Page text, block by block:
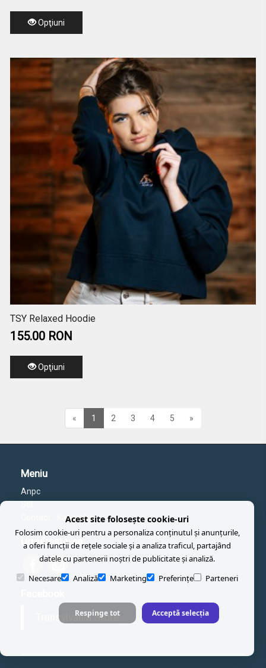
Opţiuni
TSY Relaxed Hoodie
155.00 RON
Opţiuni
« 1 2 3 4 5 »
Meniu
Anpc
Sol
Contact - Kapcsolat
Urmăreşte-ne
Transylvania Store
Acest site folosește cookie-uri
Folosim cookie-uri pentru a personaliza conținutul și anunțurile,
a oferi funcții de rețele sociale și a analiza traficul, partajând
datele cu partenerii noștri de publicitate și analiză.
Necesare
Analiză Marketing Preferințe Parteneri
Respinge tot Acceptă selecția